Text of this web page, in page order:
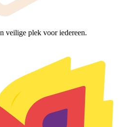
veilige plek voor iedereen.